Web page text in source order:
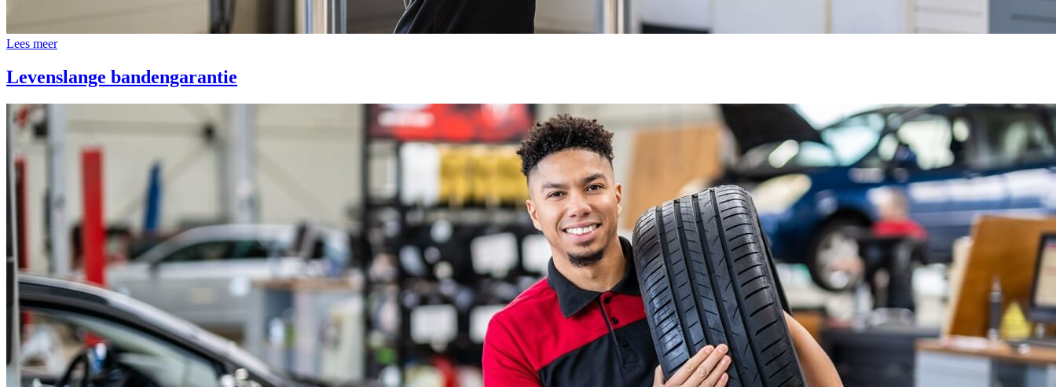
Lees meer
Levenslange bandengarantie